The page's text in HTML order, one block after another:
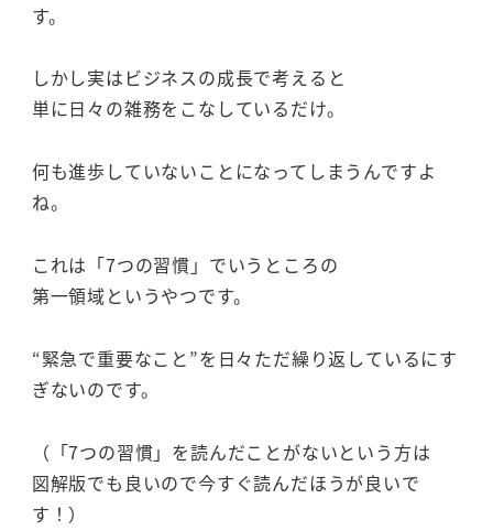
す。
しかし実はビジネスの成長で考えると
単に日々の雑務をこなしているだけ。
何も進歩していないことになってしまうんですよ
ね。
これは「7つの習慣」でいうところの
第一領域というやつです。
“緊急で重要なこと”を日々ただ繰り返しているにす
ぎないのです。
（「7つの習慣」を読んだことがないという方は
図解版でも良いので今すぐ読んだほうが良いで
す！）